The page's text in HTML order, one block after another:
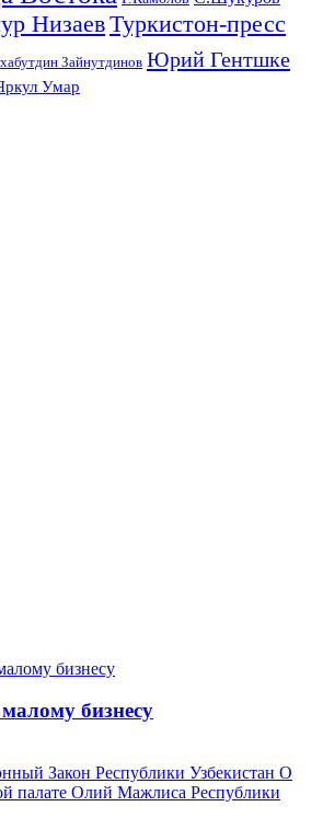
НизаевТуркистон-пресс
Зайнутдинов Юрий Гентшке
Умар
бизнесу